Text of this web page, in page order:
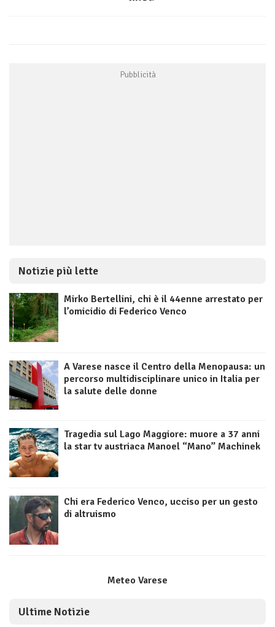
Notizie più lette
Mirko Bertellini, chi è il 44enne arrestato per
l’omicidio di Federico Venco
A Varese nasce il Centro della Menopausa: un
percorso multidisciplinare unico in Italia per
la salute delle donne
Tragedia sul Lago Maggiore: muore a 37 anni
la star tv austriaca Manoel “Mano” Machinek
Chi era Federico Venco, ucciso per un gesto
di altruismo
Meteo Varese
Ultime Notizie